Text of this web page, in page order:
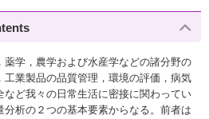
学，農学および水産学などの諸分野の
業製品の品質管理，環境の評価，病気
ど我々の日常生活に密接に関わってい
析の２つの基本要素からなる。前者は